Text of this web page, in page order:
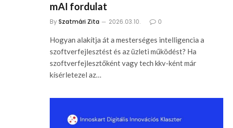
mAI fordulat
BySzatmári Zita 2026.03.10. 0
Hogyan alakítja át a mesterséges intelligencia a
szoftverfejlesztést és az üzleti működést? Ha
szoftverfejlesztőként vagy tech kkv-ként már
kísérletezel az…